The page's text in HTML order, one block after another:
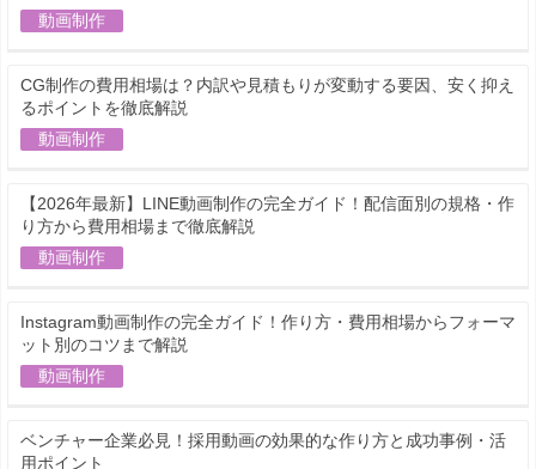
動画制作
CG制作の費用相場は？内訳や見積もりが変動する要因、安く抑え
るポイントを徹底解説
動画制作
【2026年最新】LINE動画制作の完全ガイド！配信面別の規格・作
り方から費用相場まで徹底解説
動画制作
Instagram動画制作の完全ガイド！作り方・費用相場からフォーマ
ット別のコツまで解説
動画制作
ベンチャー企業必見！採用動画の効果的な作り方と成功事例・活
用ポイント